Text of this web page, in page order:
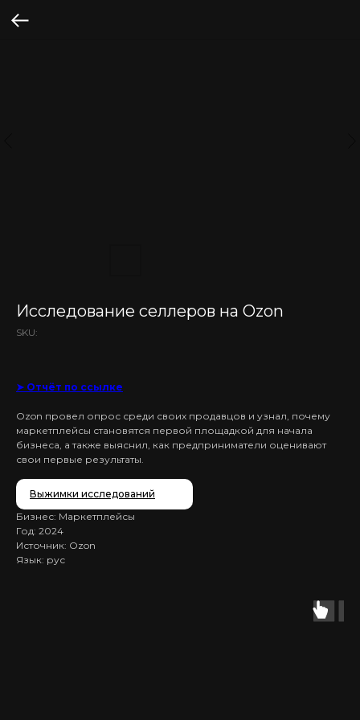
Исследование селлеров на Ozon
SKU:
➤ Отчёт по ссылке
Ozon провел опрос среди своих продавцов и узнал, почему
маркетплейсы становятся первой площадкой для начала
бизнеса, а также выяснил, как предприниматели оценивают
свои первые результаты.
Выжимки исследований
Бизнес: Маркетплейсы
Год: 2024
Источник: Ozon
Язык: рус